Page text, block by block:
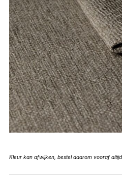
Kleur kan afwijken, bestel daarom vooraf